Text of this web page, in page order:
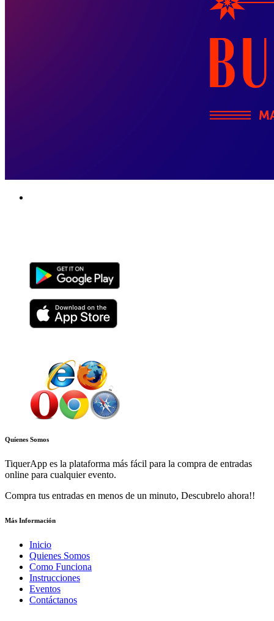
Quíenes Somos
TiquerApp es la plataforma más fácil para la compra de entradas
online para cualquier evento.
Compra tus entradas en menos de un minuto, Descubrelo ahora!!
Más Información
Inicio
Quienes Somos
Como Funciona
Instrucciones
Eventos
Contáctanos